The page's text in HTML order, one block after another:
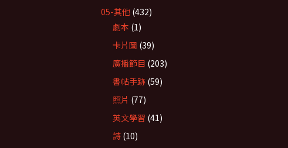
05-其他 (432)
劇本 (1)
卡片圖 (39)
廣播節目 (203)
書帖手跡 (59)
照片 (77)
英文學習 (41)
詩 (10)